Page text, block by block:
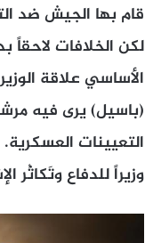
لكن الخلافات لاحقاً
الأساسي علاقة
(باسيل) يرى فيه
التعيينات
وزيراً للدفاع وتَكاثُر